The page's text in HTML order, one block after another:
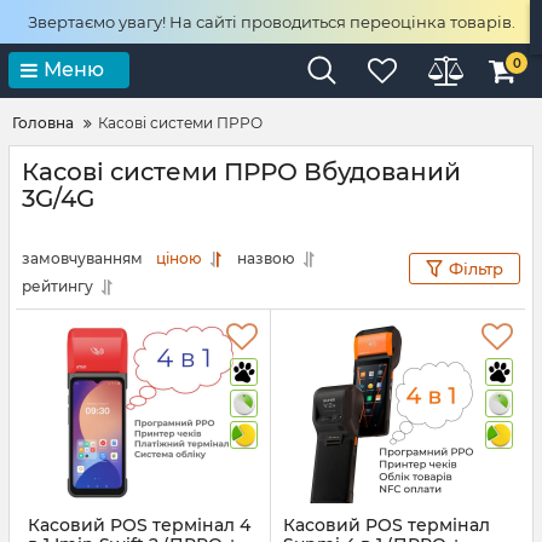
Звертаємо увагу! На сайті проводиться переоцінка товарів.
Меню 0
Головна Касові системи ПРРО
Касові системи ПРРО Вбудований
3G/4G
замовчуванням ціною
назвою
рейтингу
Фільтр
Касовий POS термінал 4
Касовий POS термінал